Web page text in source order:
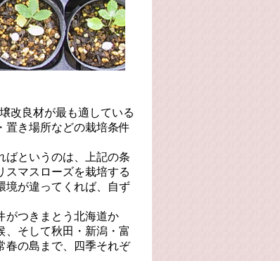
改良材が最も適している
置き場所などの栽培条件
ばというのは、上記の条
スマスローズを栽培する
境が違ってくれば、自ず
がつきまとう北海道か
、そして秋田・新潟・富
春の島まで、四季それぞ